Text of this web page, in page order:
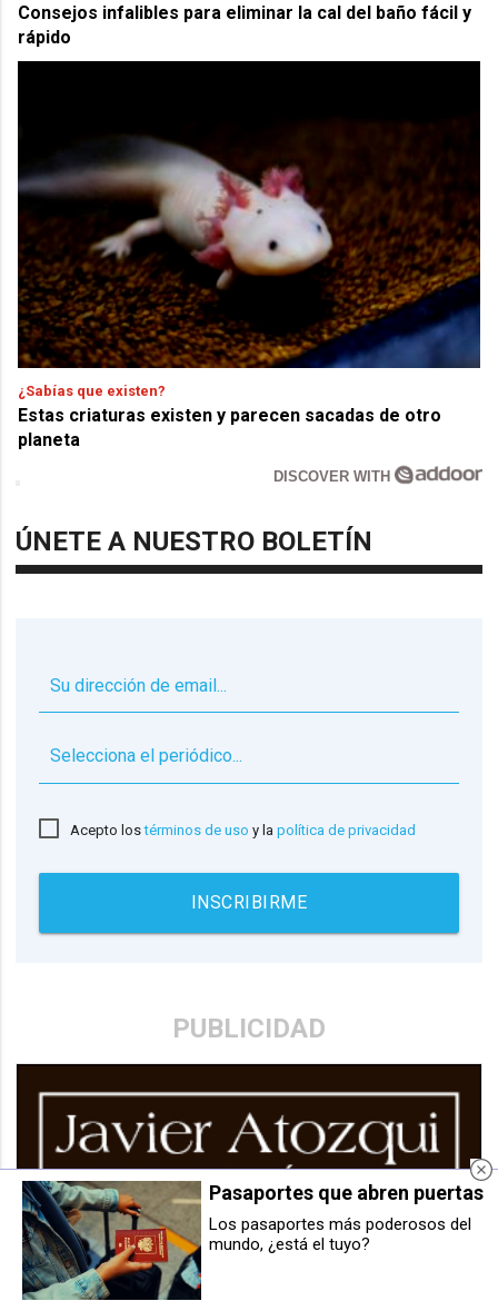
Consejos infalibles para eliminar la cal del baño fácil y
rápido
¿Sabías que existen?
Estas criaturas existen y parecen sacadas de otro
planeta
DISCOVER WITH
ÚNETE A NUESTRO BOLETÍN
Acepto lostérminos de uso y lapolítica de privacidad
INSCRIBIRME
PUBLICIDAD
Una mujer, de 39 años, herida en
una colisión por alcance en la PA-
30 en Artica
Diecisiete municipios de la
Pasaportes que abren puertas
Los pasaportes más poderosos del
mundo, ¿está el tuyo?